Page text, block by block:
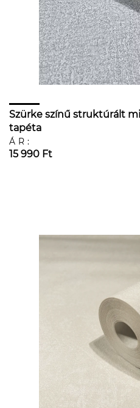
Szürke színű struktúrált
tapéta
ÁR:
15 990 Ft